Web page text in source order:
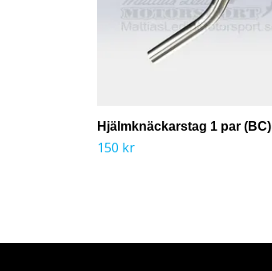
Hjälmknäckarstag 1 par (BC)
150 kr